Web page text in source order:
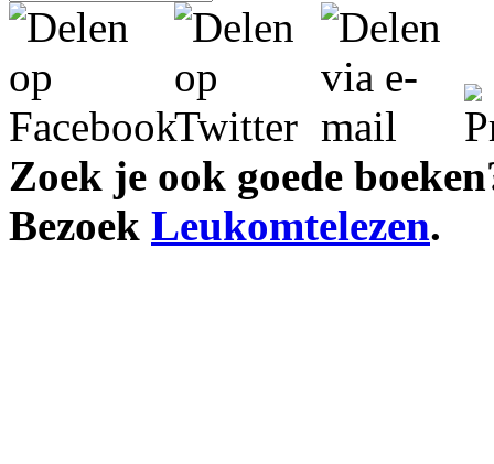
Zoek je ook goede
Bezoek Leukomtelezen.